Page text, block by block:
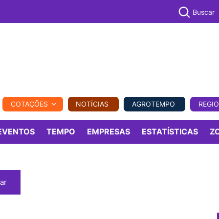
REGIONAL COMERCIAL AGROVIAGENS
Buscar
COTAÇÕES NOTÍCIAS AGROTEMPO
TEMPO EMPRESAS ESTATÍSTICAS